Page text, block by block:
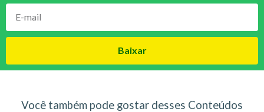
Baixar
Você também pode gostar desses Conteúdos